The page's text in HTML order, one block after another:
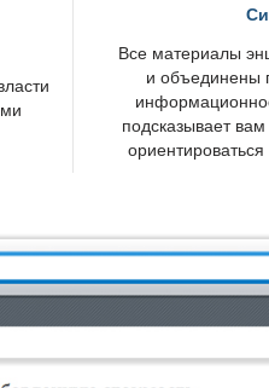
се материалы
и объединены
подсказывает